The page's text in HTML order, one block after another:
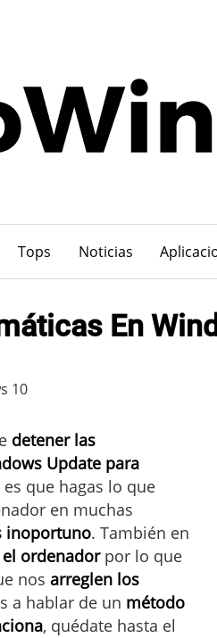
Tops Noticias
En
detener las
Update para
es que hagas lo que
en muchas
inoportuno. También en
ordenadorpor lo que
nos arreglen los
a hablar de un método
, quédate hasta el